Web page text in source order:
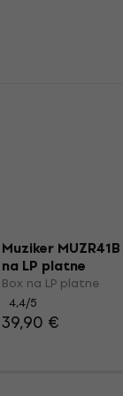
Muziker
na LP platne
Box na LP platne
4,4/5
39,90 €